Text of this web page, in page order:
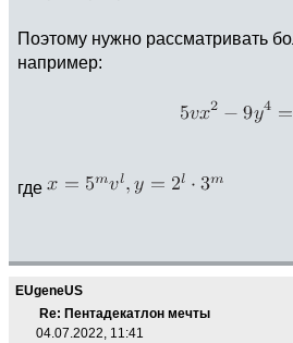
Поэтому нужно рассматривать
например:
где
EUgeneUS
Re: Пентадекатлон мечты
04.07.2022, 11:41